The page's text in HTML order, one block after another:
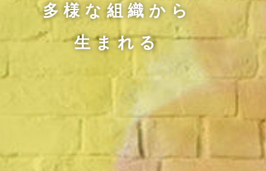
多様な組織から
生まれる
多様な組織から
生まれる